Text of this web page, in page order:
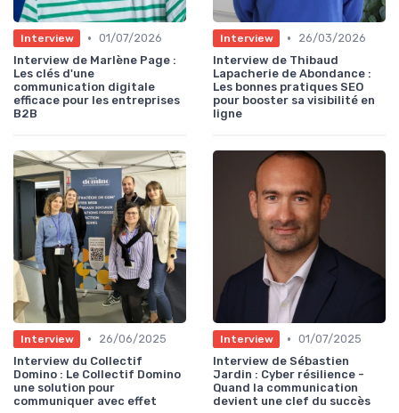
Interview • 01/07/2026
Interview de Marlène Page :
Les clés d'une
communication digitale
efficace pour les entreprises
B2B
Interview •
26/03/2026
Interview de Thibaud
Lapacherie de Abondance :
Les bonnes pratiques SEO
pour booster sa visibilité en
ligne
Interview •
26/06/2025
Interview du Collectif
Domino : Le Collectif Domino
une solution pour
communiquer avec effet
Interview • 01/07/2025
Interview de Sébastien
Jardin : Cyber résilience -
Quand la communication
devient une clef du succès